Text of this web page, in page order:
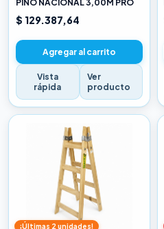
PINO NACIONAL 3,00M PRO
$ 129.387,64
Agregar al carrito
Vista
rápida
Ver
producto
¡Últimas 2 unidades!